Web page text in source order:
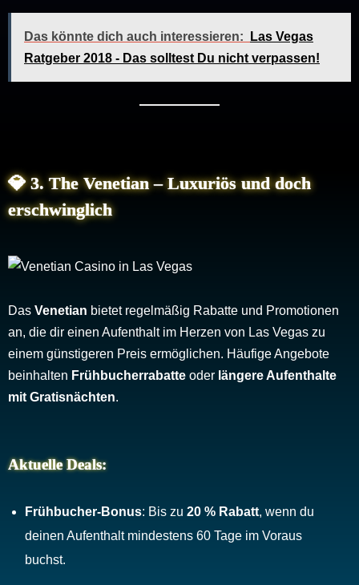
Das könnte dich auch interessieren:
Las Vegas
Ratgeber 2018 - Das solltest Du nicht verpassen!
💎3. The Venetian – Luxuriös und doch
erschwinglich
Das Venetian bietet regelmäßig Rabatte und Promotionen
an, die dir einen Aufenthalt im Herzen von Las Vegas zu
einem günstigeren Preis ermöglichen. Häufige Angebote
beinhalten Frühbucherrabatte oder längere Aufenthalte
mit Gratisnächten.
Aktuelle Deals:
Frühbucher-Bonus: Bis zu 20 % Rabatt, wenn du
deinen Aufenthalt mindestens 60 Tage im Voraus
buchst.